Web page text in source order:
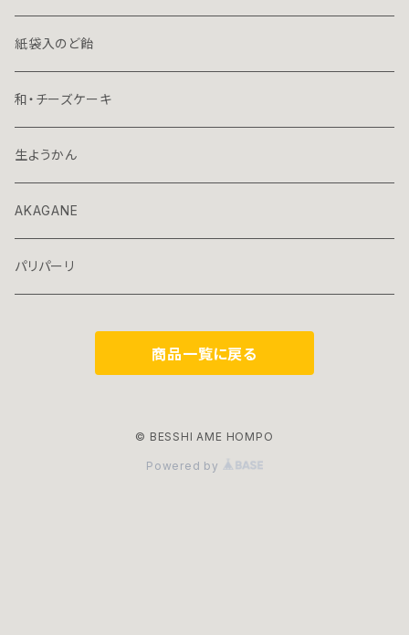
プレミアム
７０ｇミニ
１３０ｇ立袋
７０ｇ容器入
70ｇ箱入
紙袋入のど飴
和・チーズケーキ
生ようかん
AKAGANE
パリパーリ
商品一覧に戻る
© BESSHI AME HOMPO
Powered by